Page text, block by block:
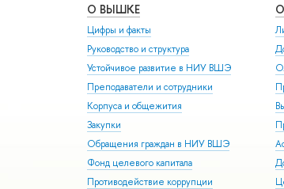
О ВЫШКЕ
Цифры и факты
Руководство и структура
Устойчивое развитие в НИУ ВШЭ
Преподаватели и сотрудники
Корпуса и общежития
Закупки
Обращения граждан в НИУ ВШЭ
Фонд целевого капитала
Противодействие коррупции